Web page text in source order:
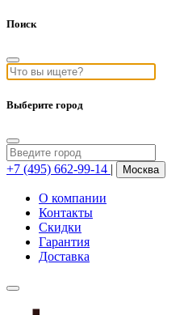
Поиск
Выберите город
+7 (495) 662-99-14 | Москва
О компании
Контакты
Скидки
Гарантия
Доставка